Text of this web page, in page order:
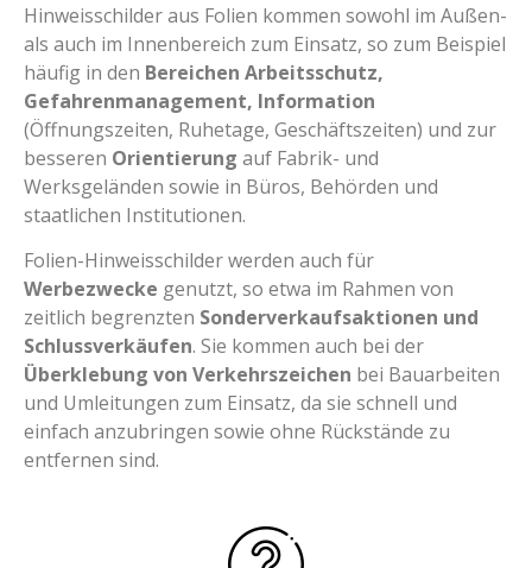
Hinweisschilder aus Folien kommen sowohl im Außen-
als auch im Innenbereich zum Einsatz, so zum Beispiel
häufig in den Bereichen Arbeitsschutz,
Gefahrenmanagement, Information
(Öffnungszeiten, Ruhetage, Geschäftszeiten) und zur
besseren Orientierung auf Fabrik- und
Werksgeländen sowie in Büros, Behörden und
staatlichen Institutionen.
Folien-Hinweisschilder werden auch für
Werbezwecke genutzt, so etwa im Rahmen von
zeitlich begrenzten Sonderverkaufsaktionen und
Schlussverkäufen. Sie kommen auch bei der
Überklebung von Verkehrszeichen bei Bauarbeiten
und Umleitungen zum Einsatz, da sie schnell und
einfach anzubringen sowie ohne Rückstände zu
entfernen sind.